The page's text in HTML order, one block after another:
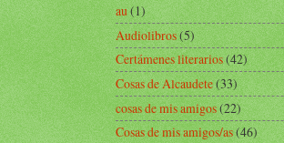
au(1)
Audiolibros(5)
Certámenes literarios(42)
Cosas de Alcaudete(33)
cosas de mis amigos(22)
Cosas de mis amigos/as(46)